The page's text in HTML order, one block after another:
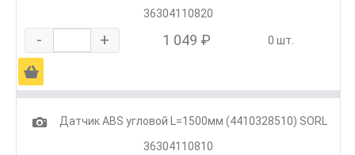
36304110820
- + 1 049 ₽ 0 шт.
Ä
1
Датчик ABS угловой L=1500мм (4410328510) SORL
36304110810